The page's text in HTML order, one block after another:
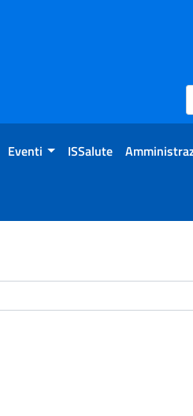
Eventi ISSalute